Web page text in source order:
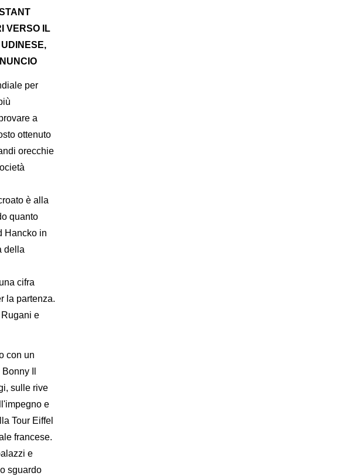
VERSO IL
per
a
ottenuto
orecchie
è alla
quanto
Hancko in
della
cifra
la partenza.
e
con un
Il
sulle rive
e
Tour Eiffel
francese.
e
sguardo